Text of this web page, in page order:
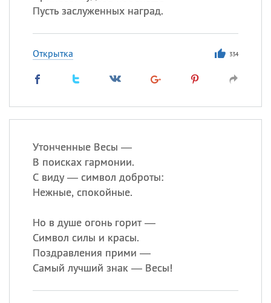
Пусть заслуженных наград.
Открытка 334
Утонченные Весы —
В поисках гармонии.
С виду — символ доброты:
Нежные, спокойные.
Но в душе огонь горит —
Символ силы и красы.
Поздравления прими —
Самый лучший знак — Весы!